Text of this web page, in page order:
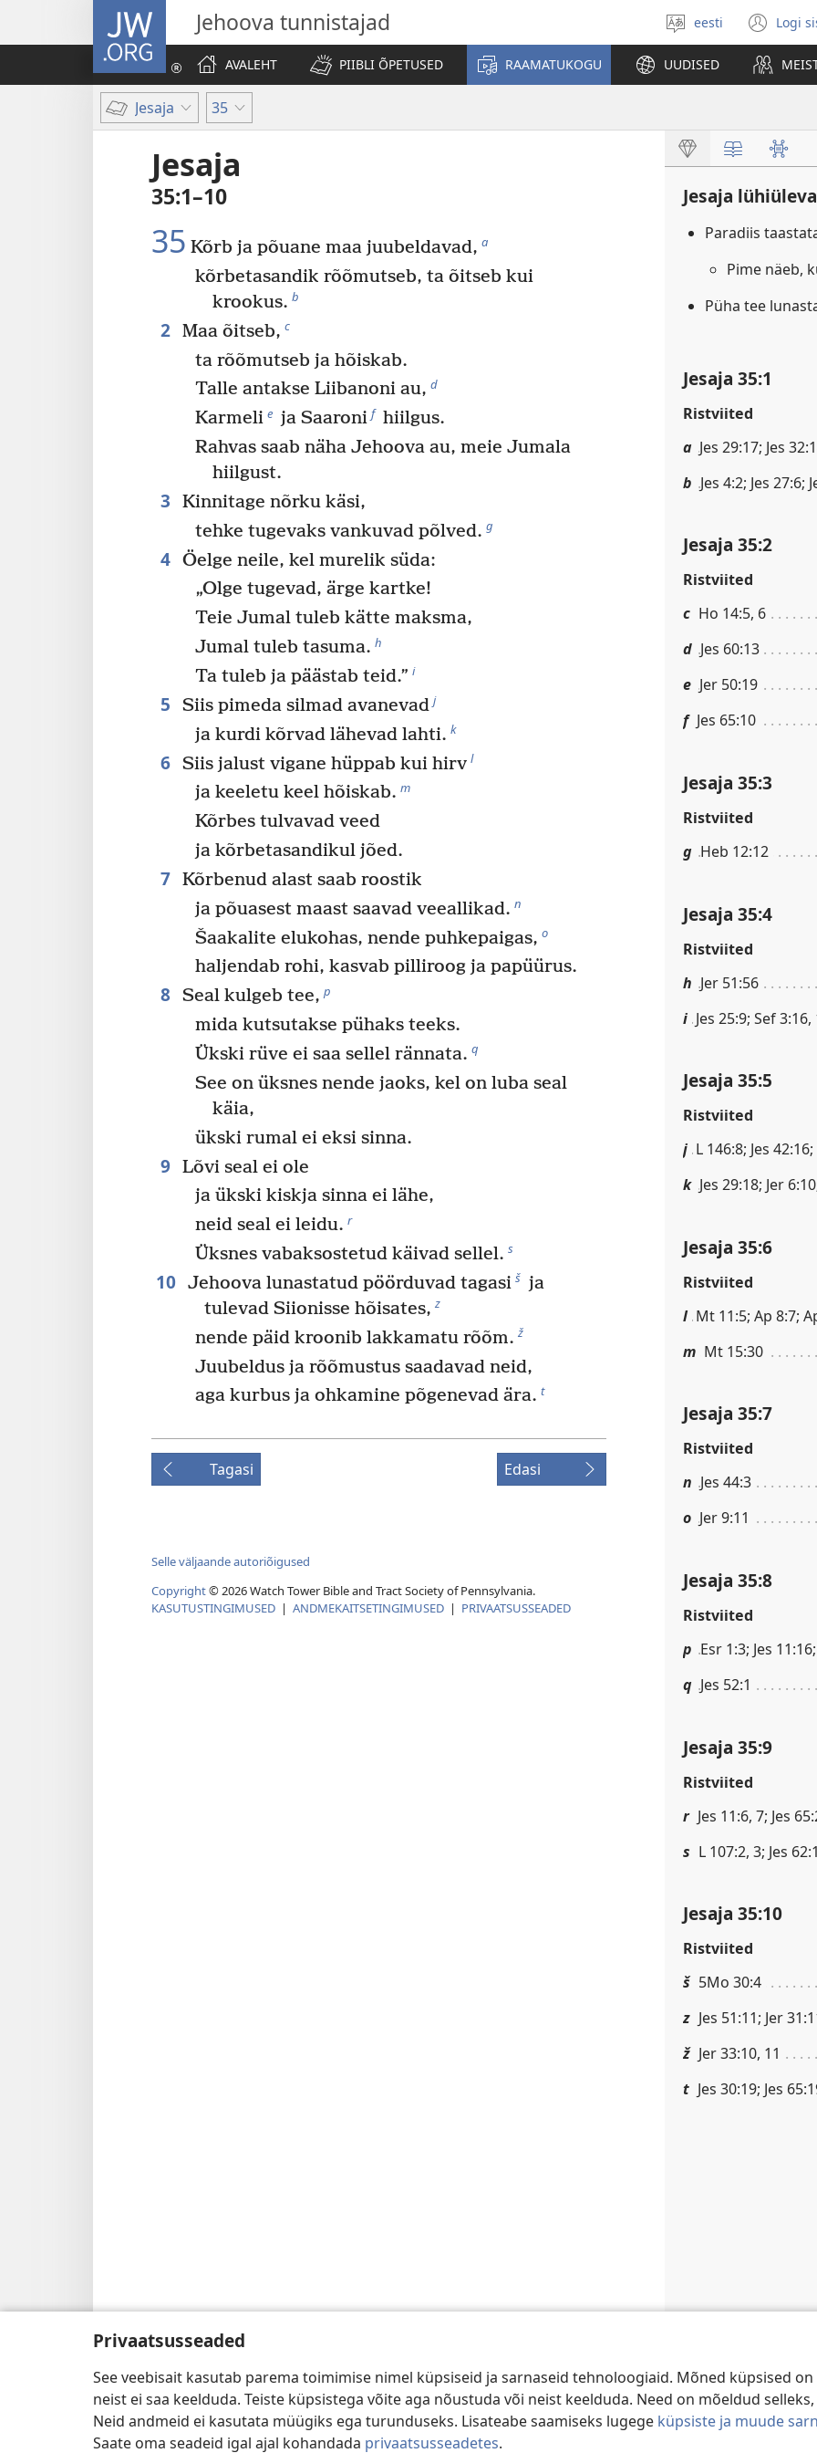
Privaatsusseaded
See veebisait kasutab parema toimimise nimel küpsiseid ja sarnaseid tehnoloogiaid. Mõned küpsised
neist ei saa keelduda. Teiste küpsistega võite aga nõustuda või neist keelduda. Need on mõeldud
Neid andmeid ei kasutata müügiks ega turunduseks. Lisateabe saamiseks lugege küpsiste ja muude
Saate oma seadeid igal ajal kohandada privaatsusseadetes.
JW.ORG Jehoova tunnistajad
Vali
keel
eesti Logi
uue
AVALEHT
PIIBLI ÕPETUSED RAAMATUKOGU UUDISED
Jesaja 35
Jesaja
35:1–10
35 Kõrb ja põuane maa juubeldavad, a
kõrbetasandik rõõmutseb, ta õitseb kui
krookus. b
2 Maa õitseb, c
ta rõõmutseb ja hõiskab.
Talle antakse Liibanoni au, d
Karmeli e ja Saaroni f hiilgus.
Rahvas saab näha Jehoova au, meie Jumala
hiilgust.
3
Kinnitage nõrku käsi,
tehke tugevaks vankuvad põlved. g
4 Öelge neile, kel murelik süda:
„Olge tugevad, ärge kartke!
Teie Jumal tuleb kätte maksma,
Jumal tuleb tasuma. h
Ta tuleb ja päästab teid.” i
5 Siis pimeda silmad avanevad j
ja kurdi kõrvad lähevad lahti. k
6 Siis jalust vigane hüppab kui hirv l
ja keeletu keel hõiskab. m
Kõrbes tulvavad veed
ja kõrbetasandikul jõed.
7 Kõrbenud alast saab roostik
ja põuasest maast saavad veeallikad. n
Šaakalite elukohas, nende puhkepaigas, o
haljendab rohi, kasvab pilliroog ja papüürus.
8 Seal kulgeb tee, p
mida kutsutakse pühaks teeks.
Ükski rüve ei saa sellel rännata. q
See on üksnes nende jaoks, kel on luba seal
käia,
ükski rumal ei eksi sinna.
9 Lõvi seal ei ole
ja ükski kiskja sinna ei lähe,
neid seal ei leidu. r
Üksnes vabaksostetud käivad sellel. s
10 Jehoova lunastatud pöörduvad tagasi š ja
tulevad Siionisse hõisates, z
nende päid kroonib lakkamatu rõõm. ž
Juubeldus ja rõõmustus saadavad neid,
aga kurbus ja ohkamine põgenevad ära. t
Tagasi Edasi
Selle väljaande autoriõigused
Copyright©2026Watch Tower Bible and Tract Society of Pennsylvania.
KASUTUSTINGIMUSED | ANDMEKAITSETINGIMUSED | PRIVAATSUSSEADED
Jesaja
Paradiis
Pime näeb,
Püha tee
Jesaja 35:1
Ristviited
a Jes 29:17; Jes
b Jes 4:2; Jes 27:6;
Jesaja 35:2
Ristviited
c Ho 14:5, 6
d Jes 60:13
e Jer 50:19
f Jes 65:10
Jesaja 35:3
Ristviited
g Heb 12:12
Jesaja 35:4
Ristviited
h Jer 51:56
i Jes 25:9; Sef 3:16,
Jesaja 35:5
Ristviited
j L 146:8; Jes
k Jes 29:18; Jer
Jesaja 35:6
Ristviited
l Mt 11:5; Ap 8:7;
m Mt 15:30
Jesaja 35:7
Ristviited
n Jes 44:3
o Jer 9:11
Jesaja 35:8
Ristviited
p Esr 1:3; Jes
q Jes 52:1
Jesaja 35:9
Ristviited
r Jes 11:6, 7; Jes
s L 107:2, 3; Jes
Jesaja 35:10
Ristviited
š 5Mo 30:4
z Jes 51:11; Jer
ž Jer 33:10, 11
t Jes 30:19; Jes